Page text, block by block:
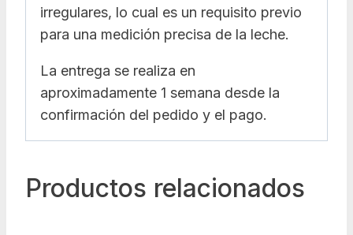
irregulares, lo cual es un requisito previo
para una medición precisa de la leche.
La entrega se realiza en
aproximadamente 1 semana desde la
confirmación del pedido y el pago.
Productos relacionados